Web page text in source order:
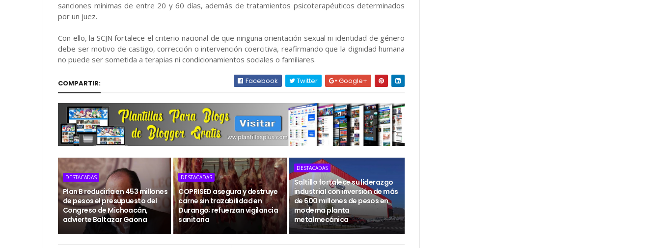
sanciones mínimas de entre 20 y 60 días, además de tratamientos psicoterapéuticos determinados
por un juez.
Con ello, la SCJN fortalece el criterio nacional de que ninguna orientación sexual ni identidad de género
debe ser motivo de castigo, corrección o intervención coercitiva, reafirmando que la dignidad humana
no puede ser sometida a terapias ni condicionamientos sociales o familiares.
COMPARTIR: Facebook Twitter Google+
DESTACADAS
Plan B reduciría en 453 millones
de pesos el presupuesto del
Congreso de Michoacán,
advierte Baltazar Gaona
DESTACADAS
COPRISED asegura y destruye
carne sin trazabilidad en
Durango; refuerzan vigilancia
sanitaria
DESTACADAS
Saltillo fortalece su liderazgo
industrial con inversión de más
de 600 millones de pesos en
moderna planta
metalmecánica